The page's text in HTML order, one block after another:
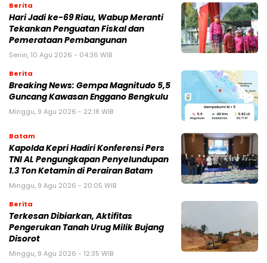
Berita
Hari Jadi ke-69 Riau, Wabup Meranti
Tekankan Penguatan Fiskal dan
Pemerataan Pembangunan
Senin, 10 Agu 2026 - 04:36 WIB
Berita
Breaking News: Gempa Magnitudo 5,5
Guncang Kawasan Enggano Bengkulu
Minggu, 9 Agu 2026 - 22:18 WIB
Batam
Kapolda Kepri Hadiri Konferensi Pers
TNI AL Pengungkapan Penyelundupan
1.3 Ton Ketamin di Perairan Batam
Minggu, 9 Agu 2026 - 20:05 WIB
Berita
Terkesan Dibiarkan, Aktifitas
Pengerukan Tanah Urug Milik Bujang
Disorot
Minggu, 9 Agu 2026 - 12:35 WIB